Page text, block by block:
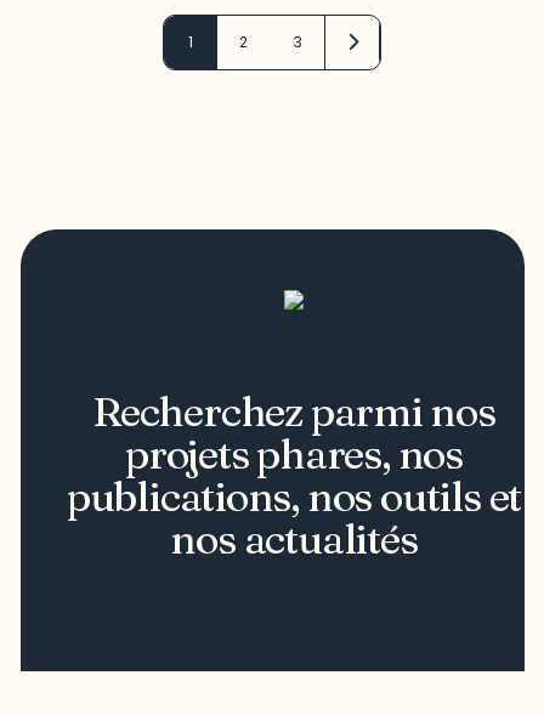
1 2 3
Recherchez parmi nos
projets phares, nos
publications, nos outils et
nos actualités